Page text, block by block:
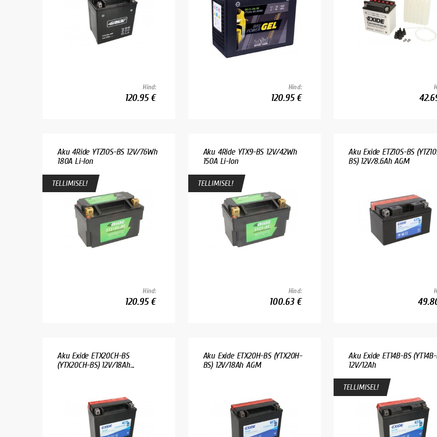
Hind:
120.95 €
Hind:
120.95 €
Aku 4Ride YTZ10S-BS 12V/76Wh
180A Li-Ion
TELLIMISEL!
Hind:
120.95 €
Aku 4Ride YTX9-BS 12V/42Wh
150A Li-Ion
TELLIMISEL!
Hind:
100.63 €
Aku Exide ETZ10S-BS
BS) 12V/8.6Ah AGM
Aku Exide ETX20CH-BS
(YTX20CH-BS) 12V/18Ah...
Aku Exide ETX20H-BS (YTX20H-
BS) 12V/18Ah AGM
Aku Exide ET14B-BS (YT14B-
12V/12Ah
TELLIMISEL!